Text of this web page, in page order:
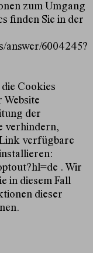
zum Umgang
finden Sie in der
answer/6004245?
Cookies
der
verhindern,
verfügbare
. Wir
in diesem Fall
dieser